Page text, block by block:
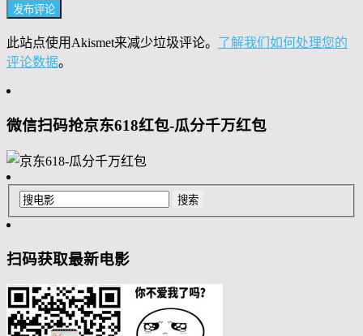
此站点使用Akismet来减少垃圾评论。 了解我们如何处理您的
评论数据。
微信扫码抢京东618红包-瓜分千万红包
扫码获取最新电影